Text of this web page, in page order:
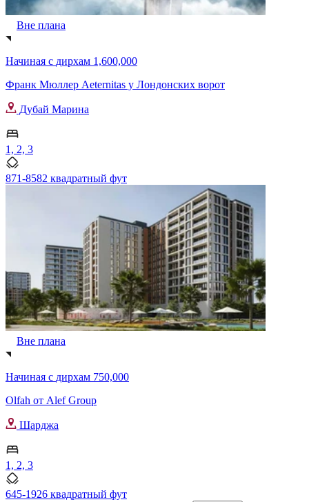
Вне плана
Начиная с дирхам 1,600,000
Франк Мюллер Aeternitas у Лондонских ворот
Дубай Марина
1, 2, 3
871-8582 квадратный фут
Вне плана
Начиная с дирхам 750,000
Olfah от Alef Group
Шарджа
1, 2, 3
645-1926 квадратный фут